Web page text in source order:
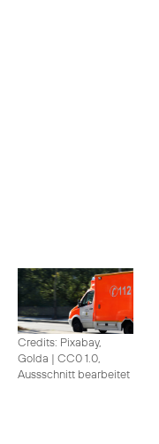
Credits: Pixabay,
Golda | CC0 1.0,
Aussschnitt bearbeitet